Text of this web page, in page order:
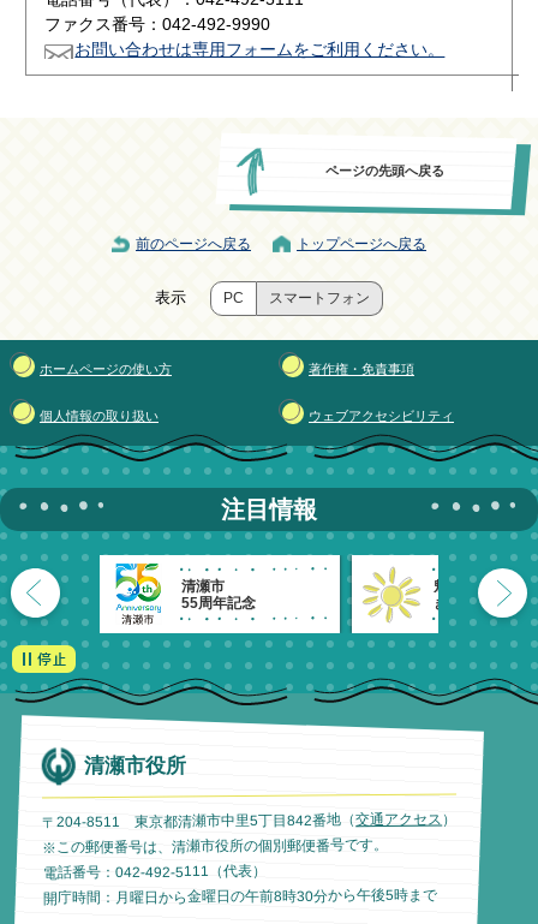
ファクス番号：042-492-9990
お問い合わせは専用フォームをご利用ください。
ページの先頭へ戻る
前のページへ戻る トップページへ戻る
表示 PC スマートフォン
ホームページの使い方 著作権・免責事項
個人情報の取り扱い ウェブアクセシビリティ
注目情報
清瀬市
55周年記念
魅力発信！
きよせのーと。
清瀬市役所
〒204-8511 東京都清瀬市中里5丁目842番地（交通アクセス ）
※この郵便番号は、清瀬市役所の個別郵便番号です。
電話番号：042-492-5111（代表）
開庁時間：月曜日から金曜日の午前8時30分から午後5時まで